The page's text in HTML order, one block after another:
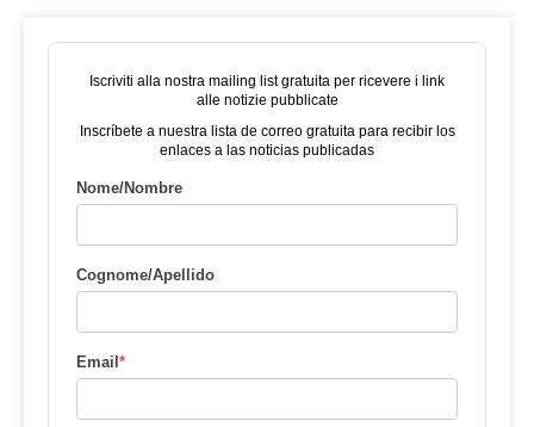
Iscriviti alla nostra mailing list gratuita per ricevere i link
alle notizie pubblicate
Inscríbete a nuestra lista de correo gratuita para recibir los
enlaces a las noticias publicadas
Nome/Nombre
Cognome/Apellido
Email*